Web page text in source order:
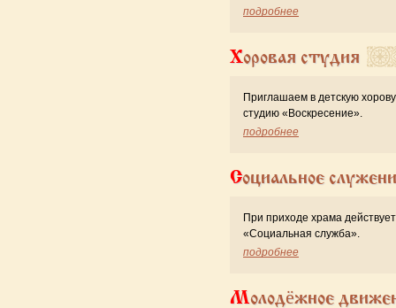
подробнее
Хоровая студия
Приглашаем в детскую
студию «Воскресение».
подробнее
Социальное
При приходе храма действует
«Cоциальная служба».
подробнее
Молодёжное